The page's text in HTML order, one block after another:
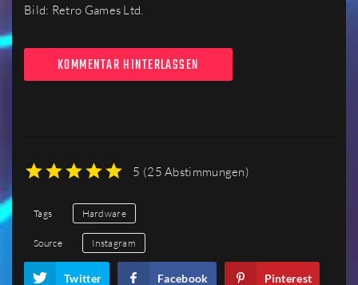
Bild: Retro Games Ltd.
KOMMENTAR HINTERLASSEN
5 (25 Abstimmungen)
Tags Hardware
Source Instagram
Twitter Facebook Pinterest